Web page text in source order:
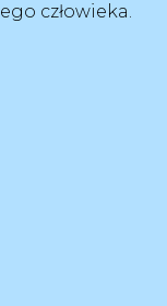
człowieka.